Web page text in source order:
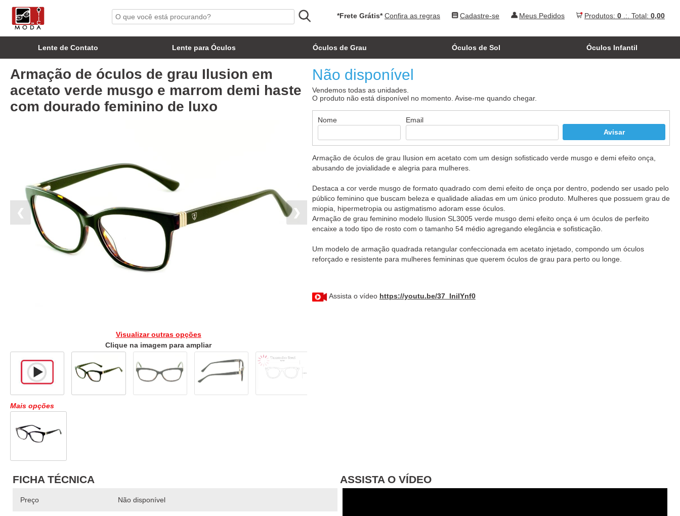
Produtos: 0 .:. Total: 0,00
Meus Pedidos
Cadastre-se
*Frete Grátis* Confira as regras
Lente de Contato Lente para Óculos Óculos de Grau Óculos de Sol Óculos Infantil
Armação de óculos de grau Ilusion em
acetato verde musgo e marrom demi haste
com dourado feminino de luxo
❮ ❯
Visualizar outras opções
Clique na imagem para ampliar
Não disponível
Vendemos todas as unidades.
O produto não está disponível no momento. Avise-me quando chegar.
Nome Email
Armação de óculos de grau Ilusion em acetato com um design sofisticado verde musgo e demi efeito onça,
abusando de jovialidade e alegria para mulheres.
Destaca a cor verde musgo de formato quadrado com demi efeito de onça por dentro, podendo ser usado pelo
público feminino que buscam beleza e qualidade aliadas em um único produto. Mulheres que possuem grau de
miopia, hipermetropia ou astigmatismo adoram esse óculos.
Armação de grau feminino modelo Ilusion SL3005 verde musgo demi efeito onça é um óculos de perfeito
encaixe a todo tipo de rosto com o tamanho 54 médio agregando elegância e sofisticação.
Um modelo de armação quadrada retangular confeccionada em acetato injetado, compondo um óculos
reforçado e resistente para mulheres femininas que querem óculos de grau para perto ou longe.
Assista o vídeo https://youtu.be/37_IniIYnf0
Mais opções
ASSISTA O VÍDEO
FICHA TÉCNICA
Preço Não disponível